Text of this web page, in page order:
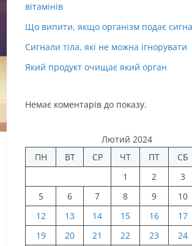
вітамінів
Що випити, якщо організм подає
Сигнали тіла, які не можна ігнорувати
Який продукт очищає який орган
Немає коментарів до показу.
Лютий 2024
ПН
ВТ СР ЧТ ПТ СБ
1
2 3
5
6 7 8 9 10
12
13 14 15 16 17
19
20 21 22 23 24